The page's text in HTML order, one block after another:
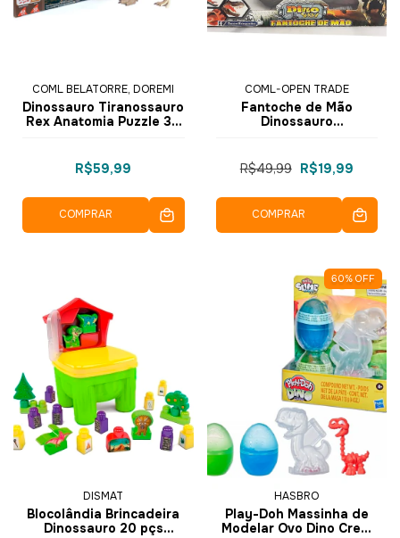
COML BELATORRE, DOREMI
Dinossauro Tiranossauro
Rex Anatomia Puzzle 3D
R$59,99
COMPRAR
COML-OPEN TRADE
Fantoche de Mão
Dinossauro
Dorémi
R$49,99 R$19,99
COMPRAR
DISMAT
Blocolândia Brincadeira
Dinossauro 20 pçs
60% OFF
HASBRO
Play-Doh Massinha de
Modelar Ovo Dino Crew